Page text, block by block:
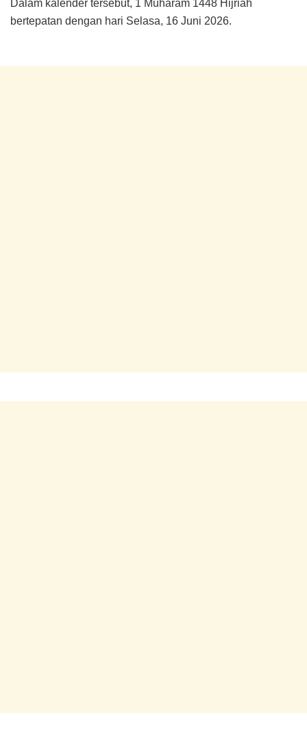
Dalam kalender tersebut, 1 Muharam 1448 Hijriah
bertepatan dengan hari Selasa, 16 Juni 2026.